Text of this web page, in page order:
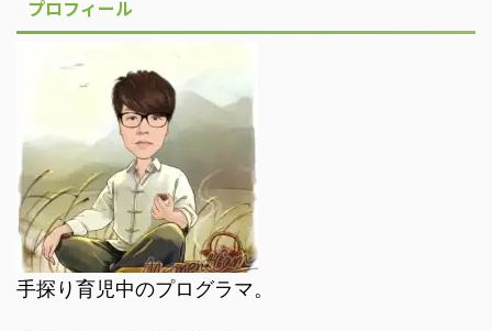
プロフィール
手探り育児中のプログラマ。